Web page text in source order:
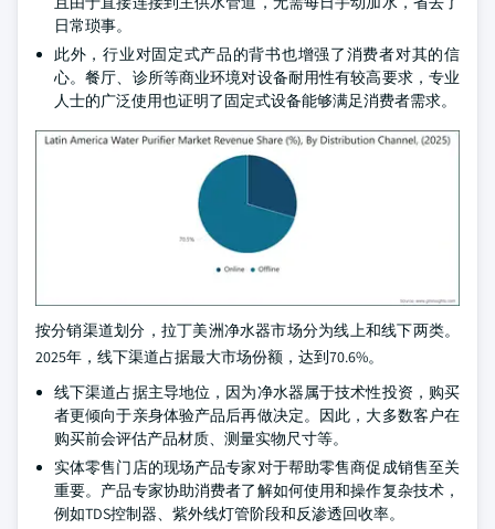
日常琐事。
此外，行业对固定式产品的背书也增强了消费者对其的信
心。餐厅、诊所等商业环境对设备耐用性有较高要求，专业
人士的广泛使用也证明了固定式设备能够满足消费者需求。
按分销渠道划分，拉丁美洲净水器市场分为线上和线下两类。
2025年，线下渠道占据最大市场份额，达到70.6%。
线下渠道占据主导地位，因为净水器属于技术性投资，购买
者更倾向于亲身体验产品后再做决定。因此，大多数客户在
购买前会评估产品材质、测量实物尺寸等。
实体零售门店的现场产品专家对于帮助零售商促成销售至关
重要。产品专家协助消费者了解如何使用和操作复杂技术，
例如TDS控制器、紫外线灯管阶段和反渗透回收率。